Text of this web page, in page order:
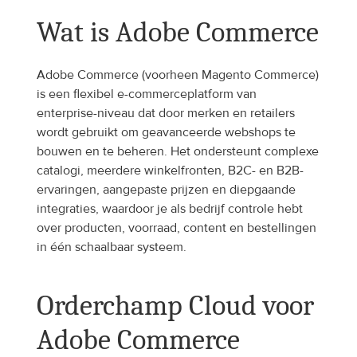
Wat is Adobe Commerce
Adobe Commerce (voorheen Magento Commerce)
is een flexibel e-commerceplatform van
enterprise-niveau dat door merken en retailers
wordt gebruikt om geavanceerde webshops te
bouwen en te beheren. Het ondersteunt complexe
catalogi, meerdere winkelfronten, B2C- en B2B-
ervaringen, aangepaste prijzen en diepgaande
integraties, waardoor je als bedrijf controle hebt
over producten, voorraad, content en bestellingen
in één schaalbaar systeem.
Orderchamp Cloud voor
Adobe Commerce